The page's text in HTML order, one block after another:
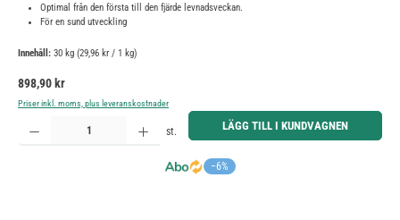
Optimal från den första till den fjärde levnadsveckan.
För en sund utveckling
Innehåll: 30 kg (29,96 kr / 1 kg)
Ordinarie pris:
898,90 kr
Priser inkl. moms, plus leveranskostnader
−6%
Produktkvantitet: Ange önskat belopp eller använd knapparna för att öka eller minska kvantiteten.
st. LÄGG TILL I KUNDVAGNEN